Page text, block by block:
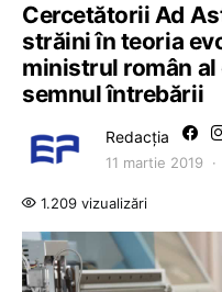
Cercetătorii Ad
străini în teoria
ministrul român
semnul întrebării
Redacția
11 martie 2019
1.209 vizualizări